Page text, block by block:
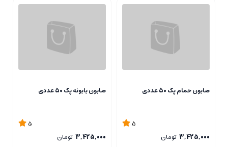
صابون حمام پک 50 عددی
5
3,425,000 تومان
صابون بابونه پک 50 عددی
5
3,425,000 تومان